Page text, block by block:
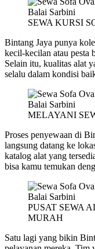
SEWA KURSI
Bintang Jaya punya
kecil-kecilan atau pesta
Selain itu, kualitas alat
selalu dalam kondisi
MELAYANI
Proses penyewaan di
langsung datang ke
katalog alat yang
bisa kamu temukan
PUSAT SEWA
MURAH
Satu lagi yang bikin